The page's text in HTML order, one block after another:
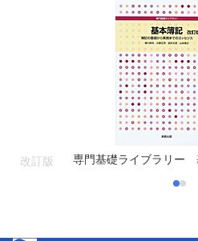
改訂版 専門基礎ライブラリー